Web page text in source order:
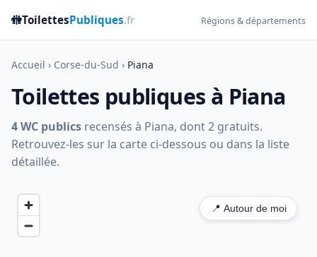
🚻ToilettesPubliques.fr Régions & départements
Accueil › Corse-du-Sud › Piana
Toilettes publiques à Piana
4 WC publics recensés à Piana, dont 2 gratuits.
Retrouvez-les sur la carte ci-dessous ou dans la liste
détaillée.
📍 Autour de moi